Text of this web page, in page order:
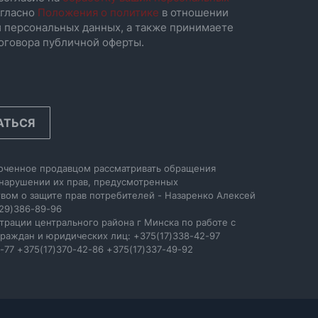
Положения о политике в отношении
персональных данных, а также принимаете
публичной оферты.
продавцом рассматривать обращения
их прав, предусмотренных
о защите прав потребителей - Назаренко Алексей
89-96
центрального района г Минска по работе с
и юридических лиц: +375(17)338-42-97
77 +375(17)370-42-86 +375(17)337-49-92